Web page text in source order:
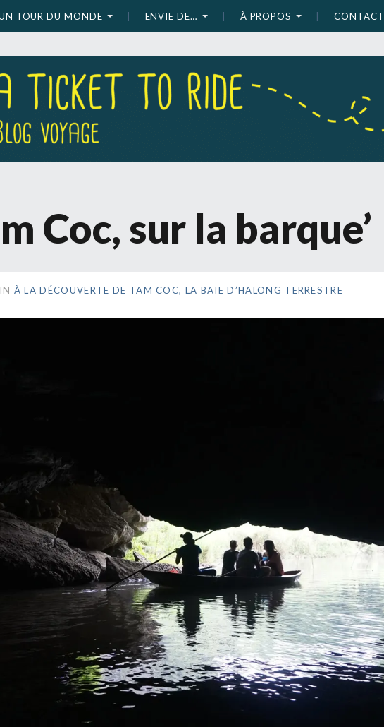
TOUR DU MONDE ENVIE DE… À PROPOS CONTACT
Coc, sur la barque’
IN À LA DÉCOUVERTE DE TAM COC, LA BAIE D’HALONG TERRESTRE